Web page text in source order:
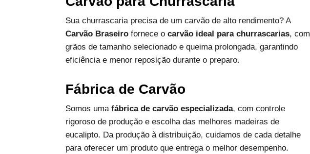
Sua churrascaria precisa de um carvão de alto rendimento? A
Carvão Braseiro fornece ocarvão ideal para churrascarias, com
grãos de tamanho selecionado e queima prolongada, garantindo
eficiência e menor reposição durante o preparo.
Fábrica de Carvão
Somos umafábrica de carvão especializada, com controle
rigoroso de produção e escolha das melhores madeiras de
eucalipto. Da produção à distribuição, cuidamos de cada detalhe
para oferecer um produto que entrega o melhor desempenho.